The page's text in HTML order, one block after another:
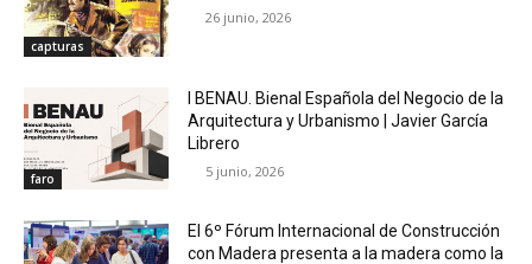
capturas
26 junio, 2026
faro
I BENAU. Bienal Española del Negocio de la
Arquitectura y Urbanismo | Javier García
Librero
5 junio, 2026
El 6º Fórum Internacional de Construcción
con Madera presenta a la madera como la